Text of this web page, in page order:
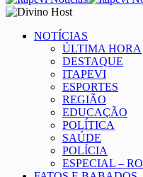
NOTÍCIAS
ÚLTIMA HORA
DESTAQUE
ITAPEVI
ESPORTES
REGIÃO
EDUCAÇÃO
POLÍTICA
SAÚDE
POLÍCIA
ESPECIAL –